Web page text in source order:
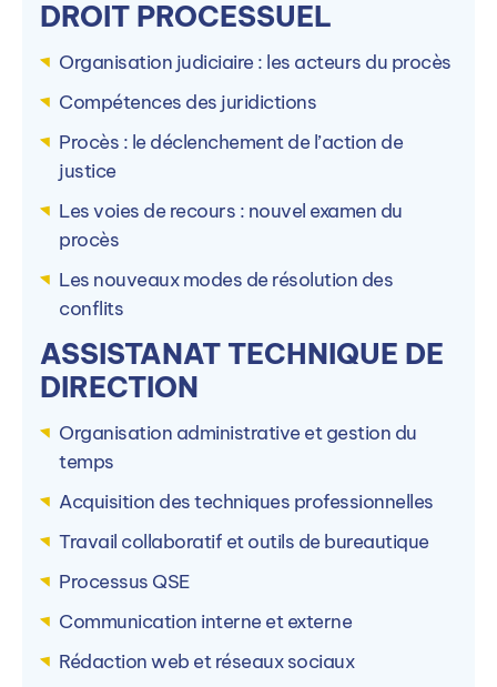
DROIT PROCESSUEL
Organisation judiciaire : les acteurs du procès
Compétences des juridictions
Procès : le déclenchement de l’action de
justice
Les voies de recours : nouvel examen du
procès
Les nouveaux modes de résolution des
conflits
ASSISTANAT TECHNIQUE DE
DIRECTION
Organisation administrative et gestion du
temps
Acquisition des techniques professionnelles
Travail collaboratif et outils de bureautique
Processus QSE
Communication interne et externe
Rédaction web et réseaux sociaux
Directeur
Contacter par mail
Contacter par téléphone
Ou
Accéder à la formation sur le site de
PIGIER
Autres campus PIGIER
La formation est dispensée en alternance sur 28
autre(s) campus PIGIER.